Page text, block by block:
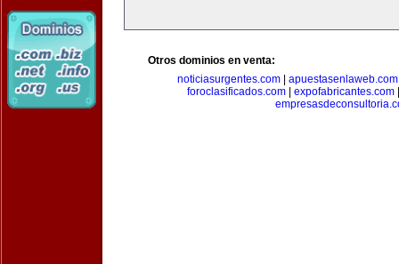
Otros dominios en venta:
noticiasurgentes.com| apuestasenlaweb.com
foroclasificados.com
expofabricantes.com